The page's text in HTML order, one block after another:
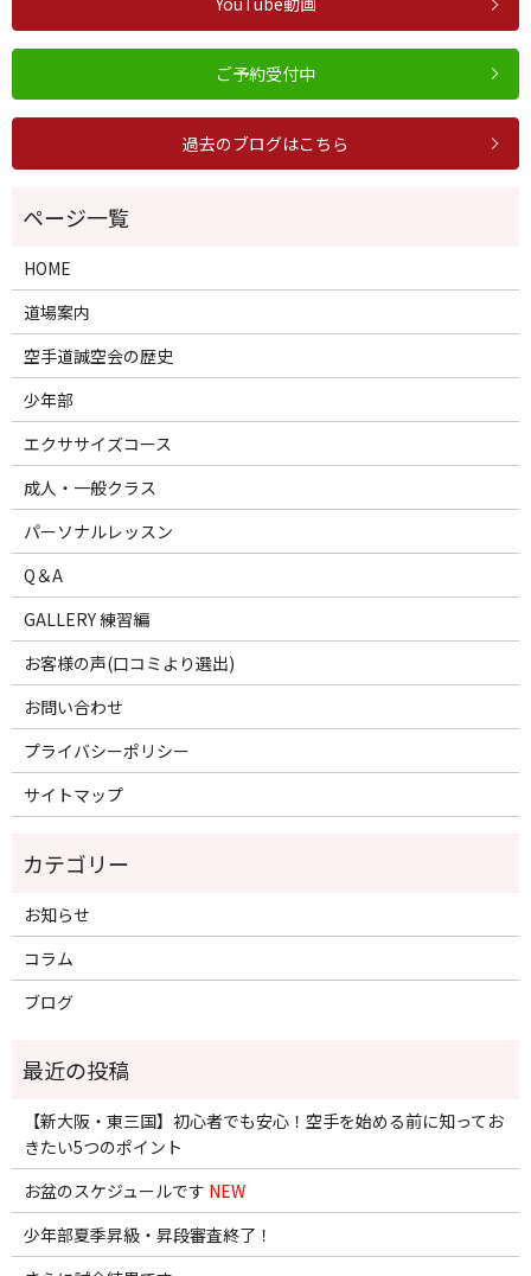
ご予約受付中
過去のブログはこちら
HOME
道場案内
空手道誠空会の歴史
少年部
エクササイズコース
成人・一般クラス
パーソナルレッスン
Q＆A
GALLERY 練習編
お客様の声(口コミより選出)
お問い合わせ
プライバシーポリシー
サイトマップ
お知らせ
コラム
ブログ
【新大阪・東三国】初心者でも安心！空手を始める前に知ってお
きたい5つのポイント
お盆のスケジュールです NEW
少年部夏季昇級・昇段審査終了！